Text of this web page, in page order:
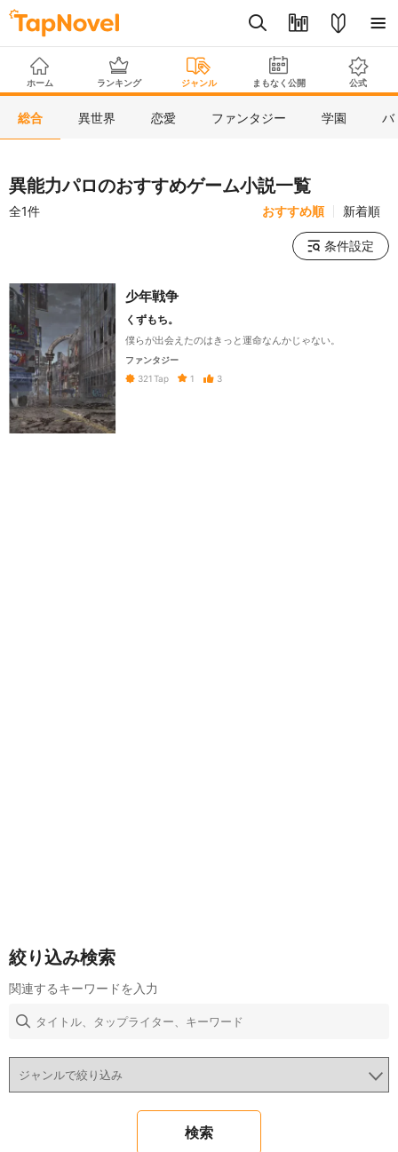
ホーム ランキング ジャンル まもなく公開 公式
総合 異世界 恋愛 ファンタジー 学園 バ
異能力パロのおすすめゲーム小説一覧
全1件 おすすめ順 新着順
条件設定
少年戦争
くずもち。
僕らが出会えたのはきっと運命なんかじゃない。
ファンタジー
321 Tap 1 3
絞り込み検索
関連するキーワードを入力